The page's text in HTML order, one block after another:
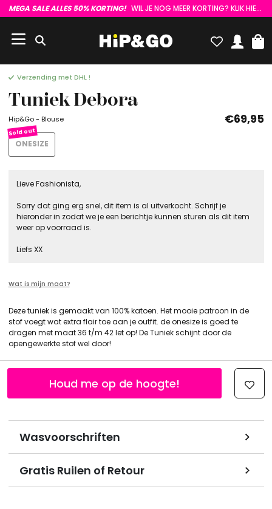
MEGA SALE ALLES 50% KORTING! WIL JE NOG MEER KORTING? KLIK HIER :)
Verzending met DHL !
Tuniek Debora
Hip&Go - Blouse €69,95
ONESIZE
Lieve Fashionista,
Sorry dat ging erg snel, dit item is al uitverkocht. Schrijf je
hieronder in zodat we je een berichtje kunnen sturen als dit item
weer op voorraad is.
Liefs XX
Wat is mijn maat?
Deze tuniek is gemaakt van 100% katoen. Het mooie patroon in de
stof voegt wat extra flair toe aan je outfit. de onesize is goed te
dragen met maat 36 t/m 42 let op! De Tuniek schijnt door de
opengewerkte stof wel door!
Wasvoorschriften
Gratis Ruilen of Retour
Houd me op de hoogte!